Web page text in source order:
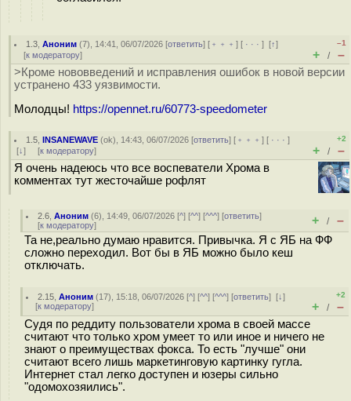
1.3 ,Аноним (7), 14:41, 06/07/2026 [ответить] [ ﹢﹢﹢] [ · · ·][↑]
[к модератору]
–1
+ / –
>Кроме нововведений и исправления ошибок в новой версии
устранено 433 уязвимости.
Молодцы! https://opennet.ru/60773-speedometer
1.5 ,INSANEWAVE (ok), 14:43, 06/07/2026 [ответить] [ ﹢﹢﹢] [ · · ·]
[↓] [к модератору]
+2
+ / –
Я очень надеюсь что все воспеватели Хрома в
комментах тут жесточайше рофлят
2.6 ,Аноним (6), 14:49, 06/07/2026 [^] [^^] [^^^] [ответить]
[к модератору] + / –
Та не,реально думаю нравится. Привычка. Я с ЯБ на ФФ
сложно переходил. Вот бы в ЯБ можно было кеш
отключать.
2.15 ,Аноним (17), 15:18, 06/07/2026 [^] [^^] [^^^] [ответить][↓]
[к модератору]
+2
+ / –
Судя по реддиту пользователи хрома в своей массе
считают что только хром умеет то или иное и ничего не
знают о преимуществах фокса. То есть "лучше" они
считают всего лишь маркетинговую картинку гугла.
Интернет стал легко доступен и юзеры сильно
"одомохозяились".